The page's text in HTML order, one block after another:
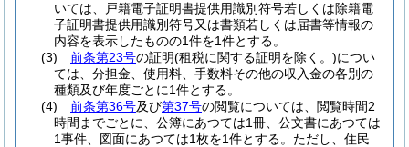
いては、戸籍電子証明書提供用識別符号若しくは除籍電
子証明書提供用識別符号又は書類若しくは届書等情報の
内容を表示したものの1件を1件とする。
(3)
前条第23号の証明(租税に関する証明を除く。)につい
ては、分担金、使用料、手数料その他の収入金の各別の
種類及び年度ごとに1件とする。
(4)
前条第36号及び第37号の閲覧については、閲覧時間2
時間までごとに、公簿にあつては1冊、公文書にあつては
1事件、図面にあつては1枚を1件とする。 ただし、住民